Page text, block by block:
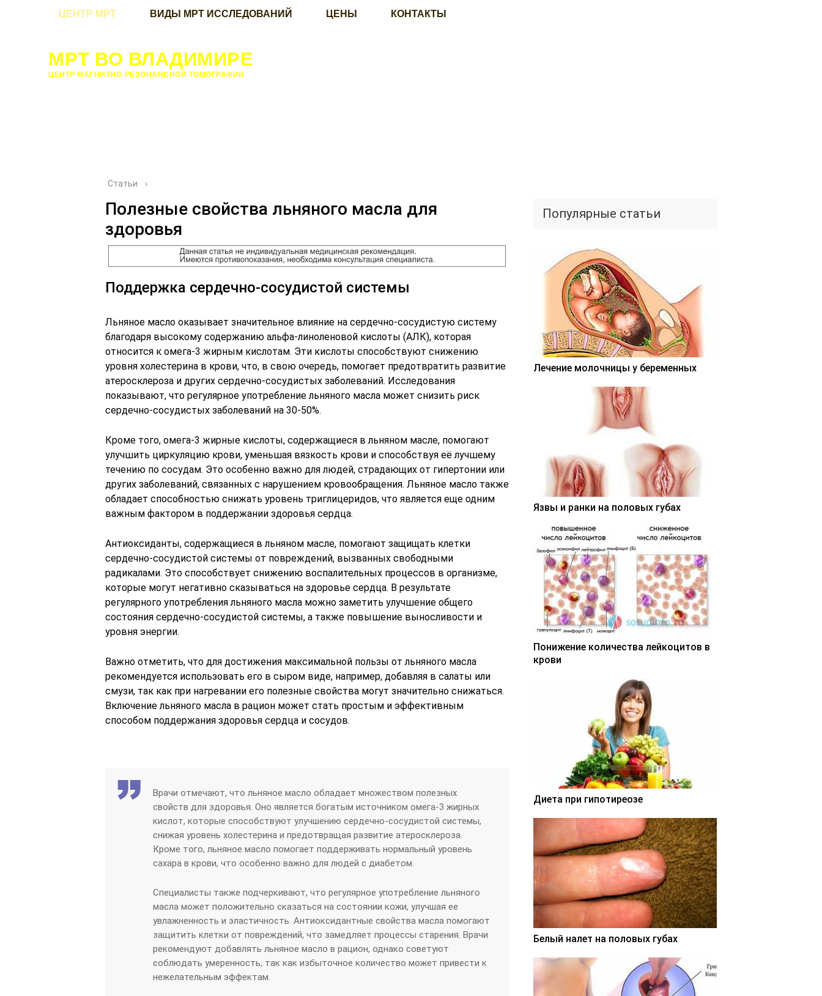
ЦЕНТР МРТ ВИДЫ МРТ ИССЛЕДОВАНИЙ ЦЕНЫ КОНТАКТЫ
МРТ ВО ВЛАДИМИРЕ
ЦЕНТР МАГНИТНО-РЕЗОНАНСНОЙ ТОМОГРАФИИ
Статьи ›
Полезные свойства льняного масла для
здоровья
Поддержка сердечно-сосудистой системы
Льняное масло оказывает значительное влияние на сердечно-сосудистую систему
благодаря высокому содержанию альфа-линоленовой кислоты (АЛК), которая
относится к омега-3 жирным кислотам. Эти кислоты способствуют снижению
уровня холестерина в крови, что, в свою очередь, помогает предотвратить развитие
атеросклероза и других сердечно-сосудистых заболеваний. Исследования
показывают, что регулярное употребление льняного масла может снизить риск
сердечно-сосудистых заболеваний на 30-50%.
Кроме того, омега-3 жирные кислоты, содержащиеся в льняном масле, помогают
улучшить циркуляцию крови, уменьшая вязкость крови и способствуя её лучшему
течению по сосудам. Это особенно важно для людей, страдающих от гипертонии или
других заболеваний, связанных с нарушением кровообращения. Льняное масло также
обладает способностью снижать уровень триглицеридов, что является еще одним
важным фактором в поддержании здоровья сердца.
Антиоксиданты, содержащиеся в льняном масле, помогают защищать клетки
сердечно-сосудистой системы от повреждений, вызванных свободными
радикалами. Это способствует снижению воспалительных процессов в организме,
которые могут негативно сказываться на здоровье сердца. В результате
регулярного употребления льняного масла можно заметить улучшение общего
состояния сердечно-сосудистой системы, а также повышение выносливости и
уровня энергии.
Важно отметить, что для достижения максимальной пользы от льняного масла
рекомендуется использовать его в сыром виде, например, добавляя в салаты или
смузи, так как при нагревании его полезные свойства могут значительно снижаться.
Включение льняного масла в рацион может стать простым и эффективным
способом поддержания здоровья сердца и сосудов.
Врачи отмечают, что льняное масло обладает множеством полезных
свойств для здоровья. Оно является богатым источником омега-3 жирных
кислот, которые способствуют улучшению сердечно-сосудистой системы,
снижая уровень холестерина и предотвращая развитие атеросклероза.
Кроме того, льняное масло помогает поддерживать нормальный уровень
сахара в крови, что особенно важно для людей с диабетом.
Специалисты также подчеркивают, что регулярное употребление льняного
масла может положительно сказаться на состоянии кожи, улучшая ее
увлажненность и эластичность. Антиоксидантные свойства масла помогают
защитить клетки от повреждений, что замедляет процессы старения. Врачи
рекомендуют добавлять льняное масло в рацион, однако советуют
соблюдать умеренность, так как избыточное количество может привести к
нежелательным эффектам.
Популярные статьи
Лечение молочницы у беременных
Язвы и ранки на половых губах
Понижение количества лейкоцитов в
крови
Диета при гипотиреозе
Белый налет на половых губах